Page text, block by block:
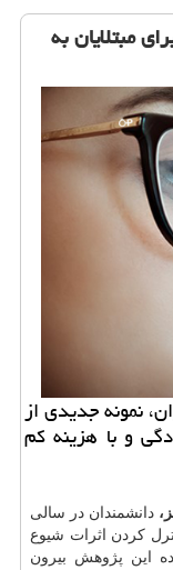
مبتلایان به
نمونه جدیدی از
و با هزینه کم
دانشمندان در سالی
کردن اثرات شیوع
محدوده این پژوهش بیرون